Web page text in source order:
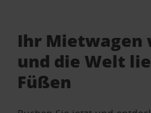
Ihr Mietwagen
und die Welt
Füßen